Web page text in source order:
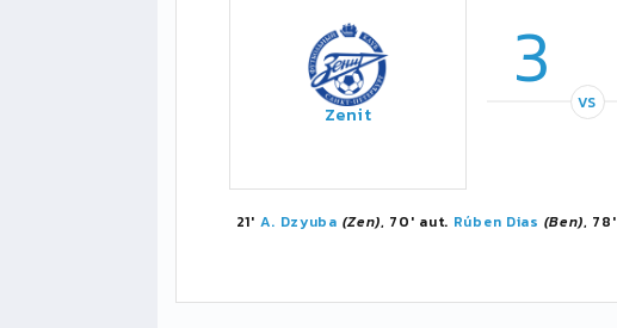
Zenit
3 VS
21' A. Dzyuba (Zen), 70' aut. Rúben Dias (Ben), 78'